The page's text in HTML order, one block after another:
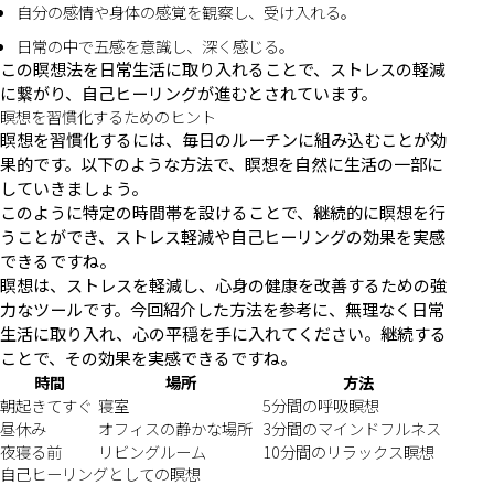
自分の感情や身体の感覚を観察し、受け入れる。
日常の中で五感を意識し、深く感じる。
この瞑想法を日常生活に取り入れることで、ストレスの軽減
に繋がり、自己ヒーリングが進むとされています。
瞑想を習慣化するためのヒント
瞑想を習慣化するには、毎日のルーチンに組み込むことが効
果的です。以下のような方法で、瞑想を自然に生活の一部に
していきましょう。
このように特定の時間帯を設けることで、継続的に瞑想を行
うことができ、ストレス軽減や自己ヒーリングの効果を実感
できるですね。
瞑想は、ストレスを軽減し、心身の健康を改善するための強
力なツールです。今回紹介した方法を参考に、無理なく日常
生活に取り入れ、心の平穏を手に入れてください。継続する
ことで、その効果を実感できるですね。
時間
場所
方法
朝起きてすぐ 寝室
5分間の呼吸瞑想
昼休み
オフィスの静かな場所 3分間のマインドフルネス
夜寝る前
リビングルーム
10分間のリラックス瞑想
自己ヒーリングとしての瞑想